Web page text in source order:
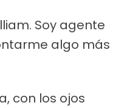
Soy agente
algo más
con los ojos